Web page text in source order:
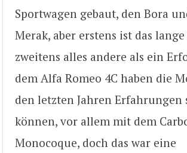
Sportwagen gebaut, den Bora
Merak, aber erstens ist das
zweitens alles andere als ein
dem Alfa Romeo 4C haben die
den letzten Jahren Erfahrungen
können, vor allem mit dem
Monocoque, doch das war eine